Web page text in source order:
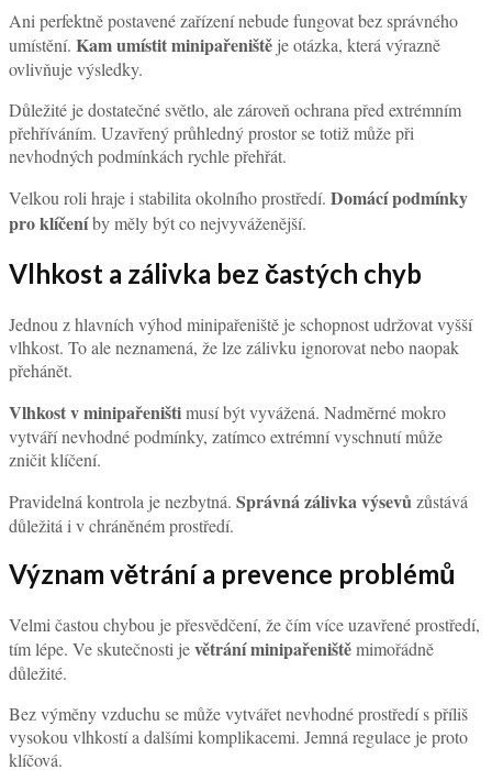
Ani perfektně postavené zařízení nebude fungovat bez správného
umístění. Kam umístit minipařeniště je otázka, která výrazně
ovlivňuje výsledky.
Důležité je dostatečné světlo, ale zároveň ochrana před extrémním
přehříváním. Uzavřený průhledný prostor se totiž může při
nevhodných podmínkách rychle přehřát.
Velkou roli hraje i stabilita okolního prostředí. Domácí podmínky
pro klíčeníby měly být co nejvyváženější.
Vlhkost a zálivka bez častých chyb
Jednou z hlavních výhod minipařeniště je schopnost udržovat vyšší
vlhkost. To ale neznamená, že lze zálivku ignorovat nebo naopak
přehánět.
Vlhkost v minipařeništimusí být vyvážená. Nadměrné mokro
vytváří nevhodné podmínky, zatímco extrémní vyschnutí může
zničit klíčení.
Pravidelná kontrola je nezbytná. Správná zálivka výsevů zůstává
důležitá i v chráněném prostředí.
Význam větrání a prevence problémů
Velmi častou chybou je přesvědčení, že čím více uzavřené prostředí,
tím lépe. Ve skutečnosti jevětrání minipařeništěmimořádně
důležité.
Bez výměny vzduchu se může vytvářet nevhodné prostředí s příliš
vysokou vlhkostí a dalšími komplikacemi. Jemná regulace je proto
klíčová.